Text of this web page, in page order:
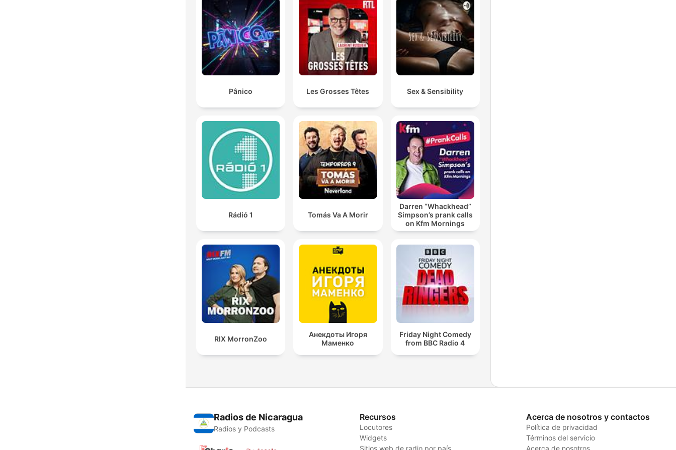
Pânico Les Grosses Têtes Sex & Sensibility
Rádió 1 Tomás Va A Morir
Darren “Whackhead”
Simpson’s prank calls
on Kfm Mornings
RIX MorronZoo
Анекдоты Игоря
Маменко
Friday Night Comedy
from BBC Radio 4
Radios de Nicaragua
Radios y Podcasts
Recursos
Locutores
Widgets
Sitios web de radio por país
Acerca de nosotros y contactos
Política de privacidad
Términos del servicio
Acerca de nosotros